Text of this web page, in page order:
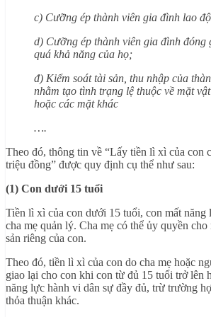
c) Cưỡng ép thành viên gia đình lao
d) Cưỡng ép thành viên gia đình đóng
quá khả năng của họ;
đ) Kiểm soát tài sản, thu nhập của
nhằm tạo tình trạng lệ thuộc về mặt
hoặc các mặt khác
….
Theo đó, thông tin về “Lấy tiền lì xì của con
triệu đồng” được quy định cụ thể như sau:
(1) Con dưới 15 tuổi
Tiền lì xì của con dưới 15 tuổi, con mất năng
cha mẹ quản lý. Cha mẹ có thể ủy quyền
sản riêng của con.
Theo đó, tiền lì xì của con do cha mẹ hoặc
giao lại cho con khi con từ đủ 15 tuổi trở lên
năng lực hành vi dân sự đầy đủ, trừ trường
thỏa thuận khác.